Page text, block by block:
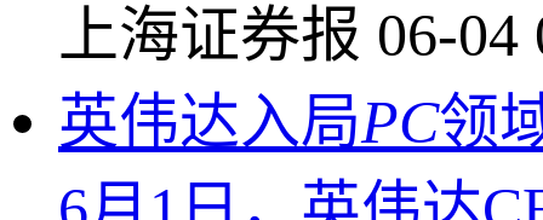
上海证券报 06-04
英伟达入局PC领